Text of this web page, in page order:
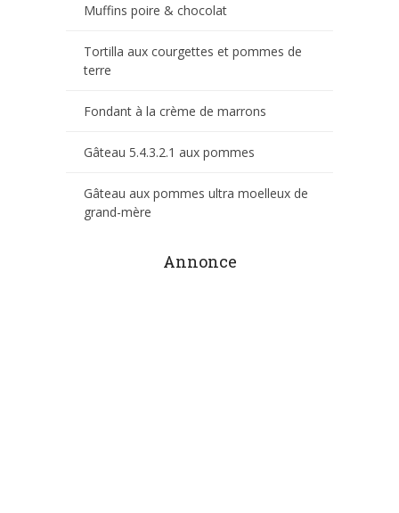
Muffins poire & chocolat
Tortilla aux courgettes et pommes de
terre
Fondant à la crème de marrons
Gâteau 5.4.3.2.1 aux pommes
Gâteau aux pommes ultra moelleux de
grand-mère
Annonce